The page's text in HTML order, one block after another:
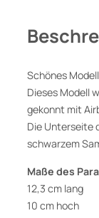
m
,
M
o
d
l
v
Schönes
Dieses Modell
gekonnt mit
Die Unterseite
schwarzem
Maße des
12,3 cm lang
10 cm hoch